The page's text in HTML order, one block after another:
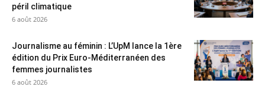
péril climatique
6 août 2026
Journalisme au féminin : L’UpM lance la 1ère
édition du Prix Euro-Méditerranéen des
femmes journalistes
6 août 2026